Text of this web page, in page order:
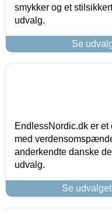
smykker og et
udvalg.
Se
EndlessNordic.dk er
med
anderkendte danske
udvalg.
Se